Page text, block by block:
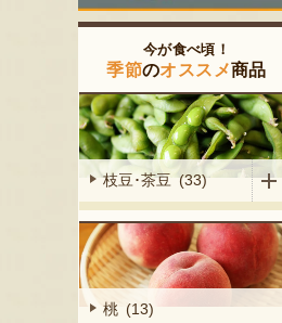
今が食べ頃！
季節のオススメ商品
枝豆･茶豆 (33)
桃 (13)